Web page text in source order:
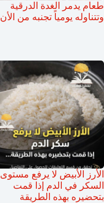
طعام يدمر الغدة الدرقية
وتتناوله يومياً تجنبه من الأن
الأرز الأبيض لا يرفع مستوى
السكر في الدم إذا قمت
بتحضيره بهذه الطريقة